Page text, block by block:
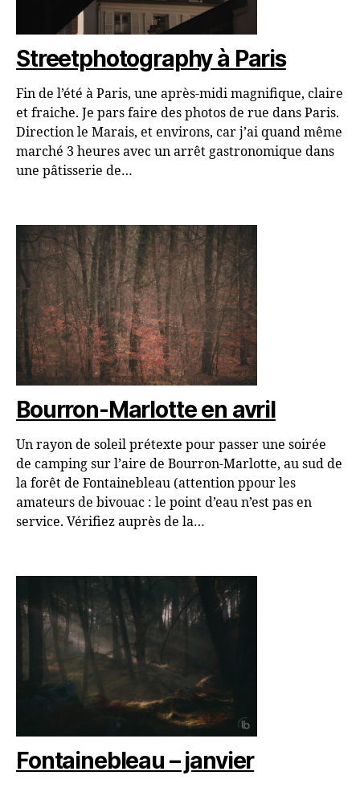
Streetphotography à Paris
Fin de l’été à Paris, une après-midi magnifique, claire
et fraiche. Je pars faire des photos de rue dans Paris.
Direction le Marais, et environs, car j’ai quand même
marché 3 heures avec un arrêt gastronomique dans
une pâtisserie de…
Bourron-Marlotte en avril
Un rayon de soleil prétexte pour passer une soirée
de camping sur l’aire de Bourron-Marlotte, au sud de
la forêt de Fontainebleau (attention ppour les
amateurs de bivouac : le point d’eau n’est pas en
service. Vérifiez auprès de la…
Fontainebleau – janvier